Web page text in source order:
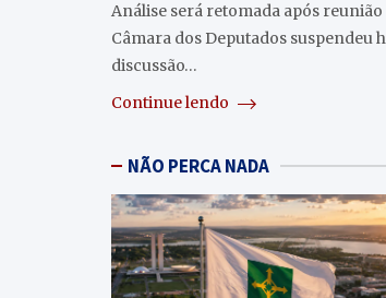
Análise será retomada após
Câmara dos Deputados suspendeu
discussão…
Continue lendo
NÃO PERCA NADA